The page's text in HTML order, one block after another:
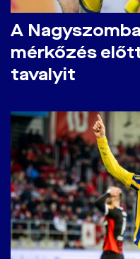
A
mérkőzés
tavalyit